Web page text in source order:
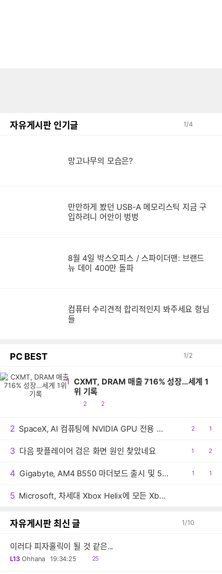
자유게시판 인기글 1/4
망고나무의 모습은?
만만하게 봤던 USB-A 메모리스틱 지금 구
입하려니 어안이 벙벙
8월 4일 박스오피스 / 스파이더맨: 브랜드
뉴 데이 400만 돌파
컴퓨터 수리견적 합리적인지 봐주세요 형님
들
PC BEST 1/2
1 CXMT, DRAM 매출 716% 성장…세계 1
위 기록
공
2
댓
2
2 SpaceX, AI 컴퓨팅에 NVIDIA GPU 전용 사용
공
2
댓1
3 다음 팟플레이어 검은 화면 원인 찾았네요
공1
댓
2
4 Gigabyte, AM4 B550 마더보드 출시 및 5800X3D 권장
공1
댓1
5 Microsoft, 차세대 Xbox Helix에 모든 Xbox 게임 지원 추진
자유게시판 최신 글 1/10
이러다 피자홀릭이 될 것 같은...
L13 Ohhana 19:34:25
읽
25